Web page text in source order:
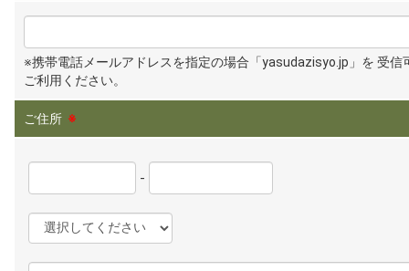
※携帯電話メールアドレスを指定の場合「yasudazisyo.jp」を 受信
ご利用ください。
ご住所 ※
-